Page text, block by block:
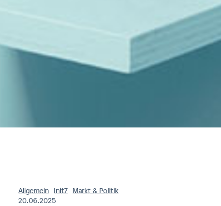
Allgemein Init7
Markt & Politik
20.06.2025